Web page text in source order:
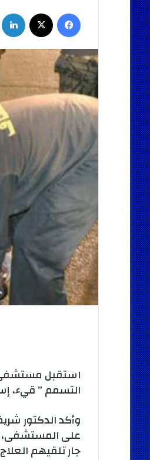
فيسبوك
التسمم ” قيء،
وأكد الدكتور
على المستشفى،
جار تلقيهم